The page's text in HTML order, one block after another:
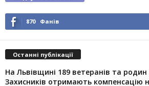
870 Фанів
Останні публікації
На Львівщині 189 ветеранів та родин
Захисників отримають компенсацію